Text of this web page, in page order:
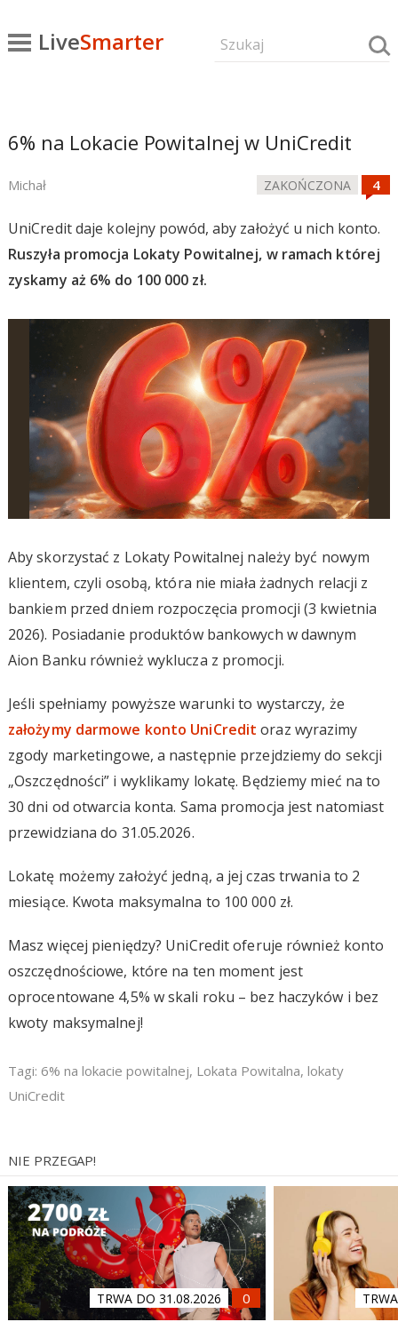
LiveSmarter
6% na Lokacie Powitalnej w UniCredit
Michał ZAKOŃCZONA
UniCredit daje kolejny powód, aby założyć u nich konto.
Ruszyła promocja Lokaty Powitalnej, w ramach której
zyskamy aż 6% do 100 000 zł.
Aby skorzystać z Lokaty Powitalnej należy być nowym
klientem, czyli osobą, która nie miała żadnych relacji z
bankiem przed dniem rozpoczęcia promocji (3 kwietnia
2026). Posiadanie produktów bankowych w dawnym
Aion Banku również wyklucza z promocji.
Jeśli spełniamy powyższe warunki to wystarczy, że
założymy darmowe konto UniCredit oraz wyrazimy
zgody marketingowe, a następnie przejdziemy do sekcji
„Oszczędności” i wyklikamy lokatę. Będziemy mieć na to
30 dni od otwarcia konta. Sama promocja jest natomiast
przewidziana do 31.05.2026.
Lokatę możemy założyć jedną, a jej czas trwania to 2
miesiące. Kwota maksymalna to 100 000 zł.
Masz więcej pieniędzy? UniCredit oferuje również konto
oszczędnościowe, które na ten moment jest
oprocentowane 4,5% w skali roku – bez haczyków i bez
kwoty maksymalnej!
Tagi: 6% na lokacie powitalnej, Lokata Powitalna, lokaty
UniCredit
NIE PRZEGAP!
TRWA DO 31.08.2026